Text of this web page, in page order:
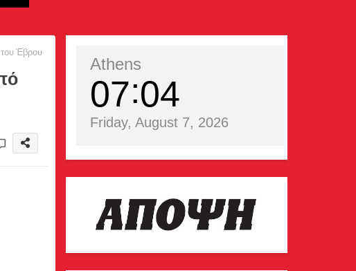
Έβρου
Athens
07 04
Friday, August 7, 2026